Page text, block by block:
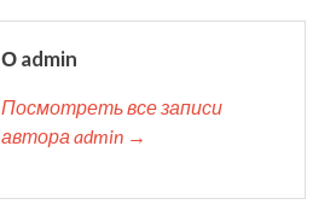
О admin
Посмотреть все записи
автора admin →